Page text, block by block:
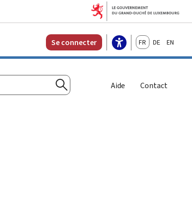
Se connecter FrançaisDeutschEnglish
Rechercher
Aide Contact